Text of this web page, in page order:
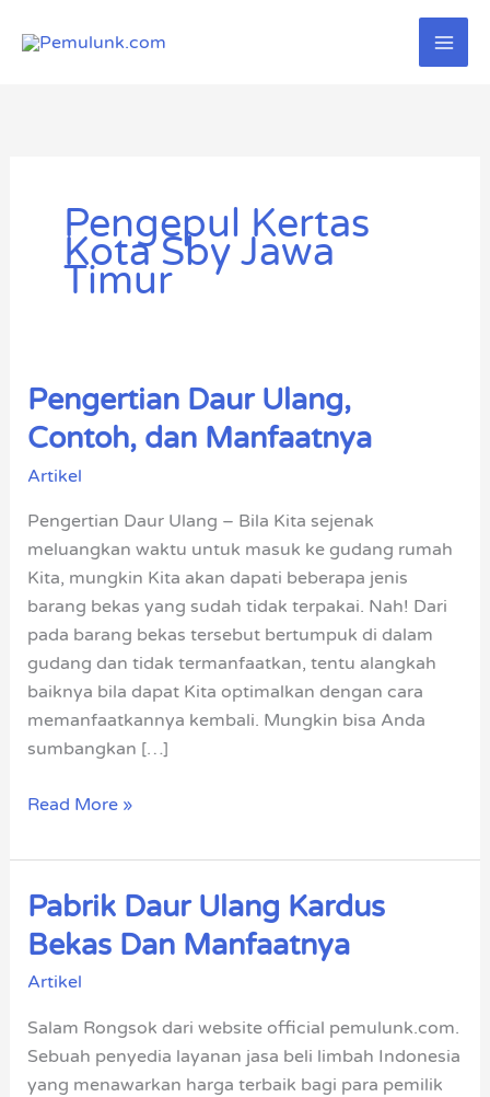
Pengepul Kertas
Kota Sby Jawa
Timur
Pengertian Daur Ulang,
Contoh, dan Manfaatnya
Artikel
Pengertian Daur Ulang – Bila Kita sejenak
meluangkan waktu untuk masuk ke gudang rumah
Kita, mungkin Kita akan dapati beberapa jenis
barang bekas yang sudah tidak terpakai. Nah! Dari
pada barang bekas tersebut bertumpuk di dalam
gudang dan tidak termanfaatkan, tentu alangkah
baiknya bila dapat Kita optimalkan dengan cara
memanfaatkannya kembali. Mungkin bisa Anda
sumbangkan […]
Pengertian
Daur
Ulang,
Contoh,
Manfaatnya
Read More »
Pabrik Daur Ulang Kardus
Bekas Dan Manfaatnya
Artikel
Salam Rongsok dari website official pemulunk.com.
Sebuah penyedia layanan jasa beli limbah Indonesia
yang menawarkan harga terbaik bagi para pemilik
Pabrik
Daur
Ulang
Kardus
Manfaatnya